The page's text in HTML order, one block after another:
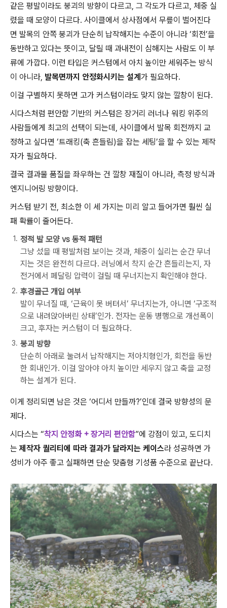
같은 평발이라도 붕괴의 방향이 다르고, 그 각도가 다르고, 체중 실
렸을 때 모양이 다르다. 사이클에서 상사점에서 무릎이 벌어진다
면 발목의 안쪽 붕괴가 단순히 납작해지는 수준이 아니라 ‘회전’을
동반하고 있다는 뜻이고, 달릴 때 과내전이 심해지는 사람도 이 부
류에 가깝다. 이런 타입은 커스텀에서 아치 높이만 세워주는 방식
이 아니라, 발목면까지 안정화시키는 설계 가 필요하다.
이걸 구별하지 못하면 고가 커스텀이라도 맞지 않는 깔창이 된다.
시다스처럼 편안함 기반의 커스텀은 장거리 러너나 워킹 위주의
사람들에게 최고의 선택이 되는데, 사이클에서 발목 회전까지 교
정하고 싶다면 ‘트래킹(축 흔들림)을 잡는 세팅’을 할 수 있는 제작
자가 필요하다.
결국 결과물 품질을 좌우하는 건 깔창 재질이 아니라, 측정 방식과
엔지니어링 방향이다.
커스텀 받기 전, 최소한 이 세 가지는 미리 알고 들어가면 훨씬 실
패 확률이 줄어든다.
정적 발 모양 vs 동적 패턴
그냥 섰을 때 평발처럼 보이는 것과, 체중이 실리는 순간 무너
지는 것은 완전히 다르다. 러닝에서 착지 순간 흔들리는지, 자
전거에서 페달링 압력이 걸릴 때 무너지는지 확인해야 한다.
후경골근 개입 여부
발이 무너질 때, ‘근육이 못 버텨서’ 무너지는가, 아니면 ‘구조적
으로 내려앉아버린 상태’인가. 전자는 운동 병행으로 개선폭이
크고, 후자는 커스텀이 더 필요하다.
붕괴 방향
단순히 아래로 눌려서 납작해지는 저아치형인가, 회전을 동반
한 회내인가. 이걸 알아야 아치 높이만 세우지 않고 축을 교정
하는 설계가 된다.
이게 정리되면 남은 것은 ‘어디서 만들까?’인데 결국 방향성의 문
제다.
시다스는 “착지 안정화 + 장거리 편안함”에 강점이 있고, 도디치
는제작자 퀄리티에 따라 결과가 달라지는 케이스라 성공하면 가
성비가 아주 좋고 실패하면 단순 맞춤형 기성품 수준으로 끝난다.